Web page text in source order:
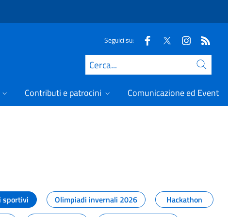
Seguici su:
Cerca
Contributi e patrocini Comunicazione ed Eventi
sportivi Olimpiadi invernali 2026
Hackathon